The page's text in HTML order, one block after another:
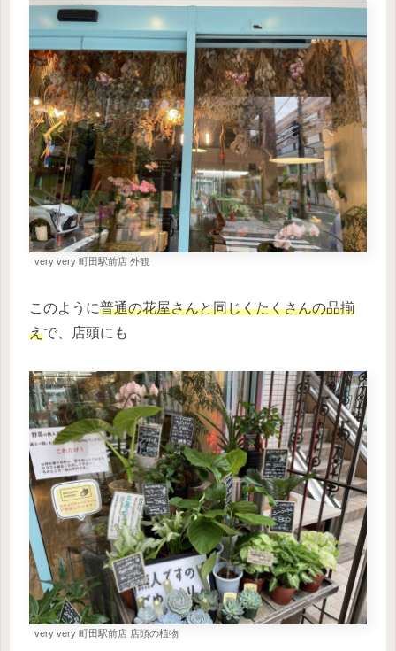
very very 町田駅前店 外観
このように普通の花屋さんと同じくたくさんの品揃
えで、店頭にも
very very 町田駅前店 店頭の植物